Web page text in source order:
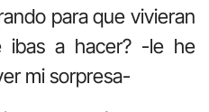
para que vivieran
ibas a hacer? -le he
mi sorpresa-